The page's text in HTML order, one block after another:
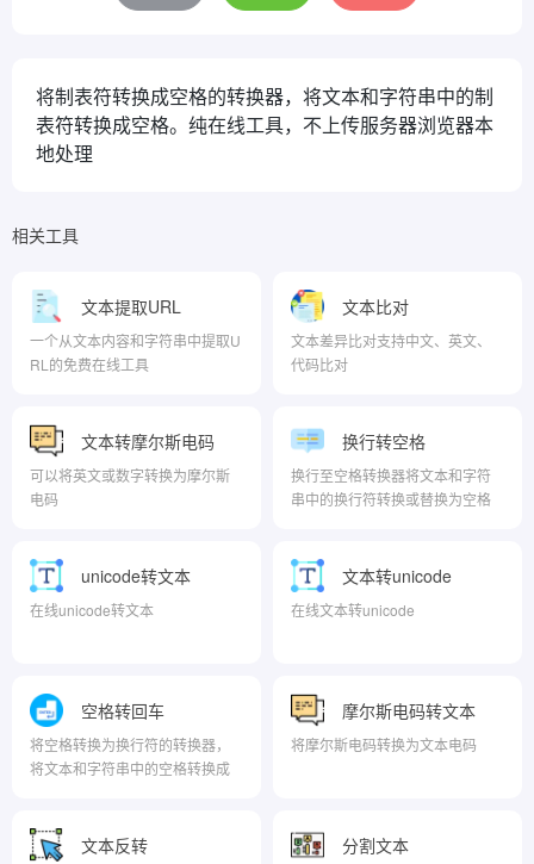
将制表符转换成空格的转换器，将文本和字符串中的制
表符转换成空格。纯在线工具，不上传服务器浏览器本
地处理
相关工具
文本提取URL
一个从文本内容和字符串中提取U
RL的免费在线工具
文本比对
文本差异比对支持中文、英文、
代码比对
文本转摩尔斯电码
可以将英文或数字转换为摩尔斯
电码
换行转空格
换行至空格转换器将文本和字符
串中的换行符转换或替换为空格
unicode转文本
在线unicode转文本
文本转unicode
在线文本转unicode
空格转回车
将空格转换为换行符的转换器，
将文本和字符串中的空格转换成
摩尔斯电码转文本
将摩尔斯电码转换为文本电码
文本反转 分割文本